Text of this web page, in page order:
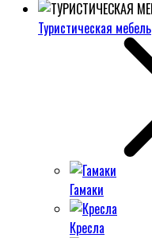
Туристическая мебель
Гамаки
Кресла